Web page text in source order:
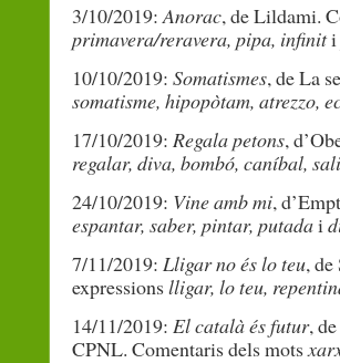
3/10/2019:Anorac, de Lildami.
primavera/reravera, pipa, infiniti
10/10/2019: Somatismes, de La
somatisme, hipopòtam, atrezzo,
17/10/2019: Regala petons,
regalar, diva, bombó, caníbal,
24/10/2019: Vine amb mi,
espantar, saber, pintar, putadai
7/11/2019: Lligar no és lo teu, de
expressionslligar, lo teu,
14/11/2019: El català és futur,
CPNL. Comentaris dels mots